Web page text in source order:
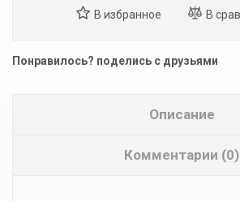
Понравилось? поделись с друзьями
Описание
Комментарии (0)